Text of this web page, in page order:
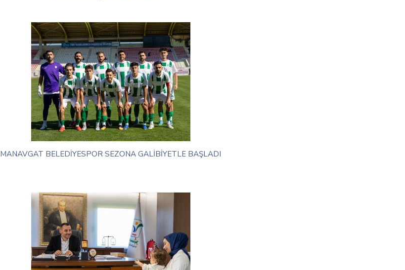
MANAVGAT BELEDİYESPOR SEZONA GALİBİYETLE BAŞLADI